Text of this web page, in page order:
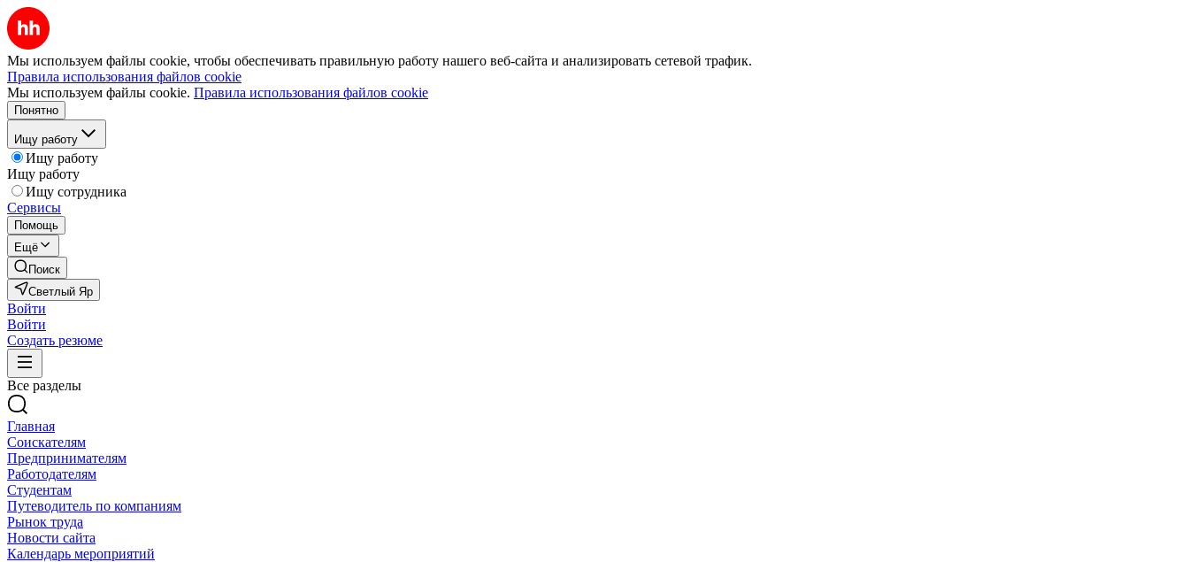
Мы используем файлы cookie, чтобы обеспечивать правильную работу нашего веб-сайта и анализировать сетевой трафик.
Правила использования файлов cookie
Мы используем файлы cookie. Правила использования файлов cookie
Понятно
Ищу работу
Ищу работу
Ищу работу
Ищу сотрудника
Сервисы
Помощь
Ещё
Поиск
Светлый Яр
Войти
Войти
Создать резюме
Все разделы
Главная
Соискателям
Предпринимателям
Работодателям
Студентам
Путеводитель по компаниям
Рынок труда
Новости сайта
Календарь мероприятий